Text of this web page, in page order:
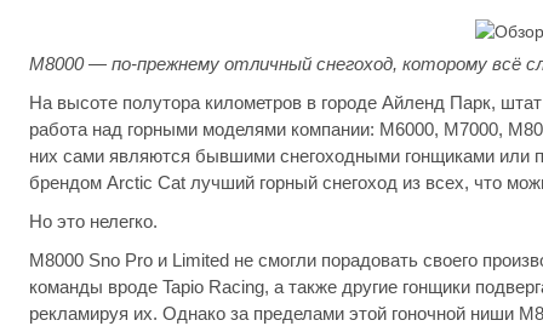
M8000 — по-прежнему отличный снегоход, которому всё
На высоте полутора километров в городе Айленд Парк,
работа над горными моделями компании: M6000, M7000,
них сами являются бывшими снегоходными гонщиками или
брендом Arctic Cat лучший горный снегоход из всех, что
Но это нелегко.
M8000 Sno Pro и Limited не смогли порадовать своего
команды вроде Tapio Racing, а также другие гонщики
рекламируя их. Однако за пределами этой гоночной ниши